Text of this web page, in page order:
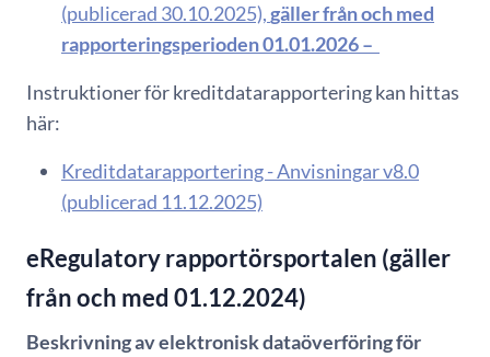
(publicerad 30.10.2025),gäller från och med
rapporteringsperioden 01.01.2026 –
Instruktioner för kreditdatarapportering kan hittas
här:
Kreditdatarapportering - Anvisningar v8.0
(publicerad 11.12.2025)
eRegulatory rapportörsportalen (gäller
från och med 01.12.2024)
Beskrivning av elektronisk dataöverföring för